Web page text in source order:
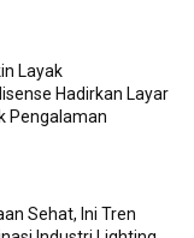
Layak
Hadirkan Layar
Pengalaman
Sehat, Ini Tren